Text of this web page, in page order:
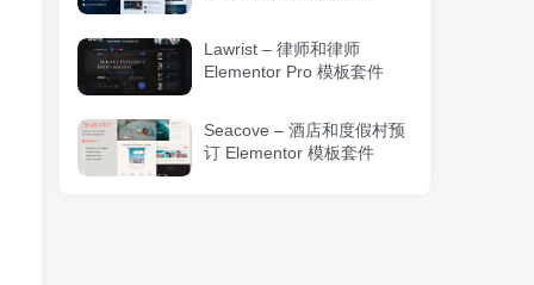
Lawrist – 律师和律师
Elementor Pro 模板套件
Seacove – 酒店和度假村预
订 Elementor 模板套件